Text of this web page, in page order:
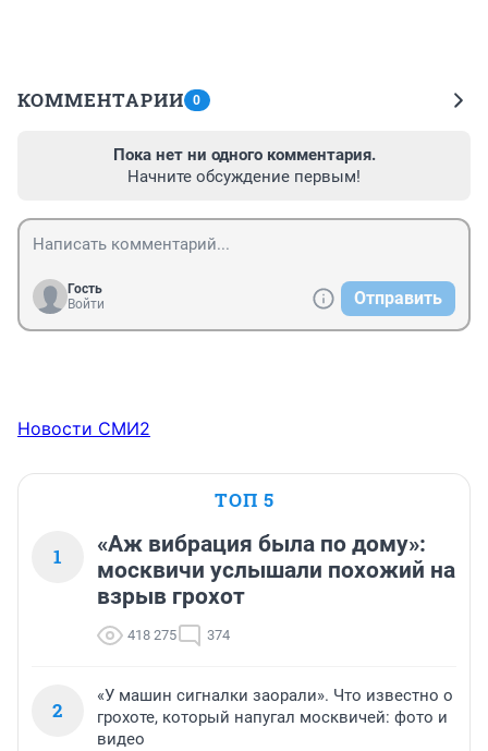
КОММЕНТАРИИ 0
Пока нет ни одного комментария.
Начните обсуждение первым!
Гость
Войти
Отправить
Новости СМИ2
ТОП 5
1
«Аж вибрация была по дому»:
москвичи услышали похожий на
взрыв грохот
418 275 374
2
«У машин сигналки заорали». Что известно о
грохоте, который напугал москвичей: фото и
видео